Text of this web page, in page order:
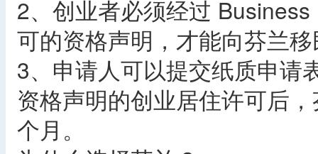
2、创业者必须经过
可的资格声明，才能向芬兰
3、申请人可以提交纸质申请
资格声明的创业居住许可后
个月。